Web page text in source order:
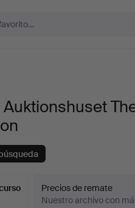
Precios de remate
Nuestro archivo con